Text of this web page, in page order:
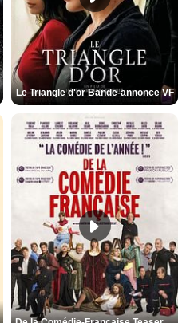
Le Triangle d'or Bande-annonce VF